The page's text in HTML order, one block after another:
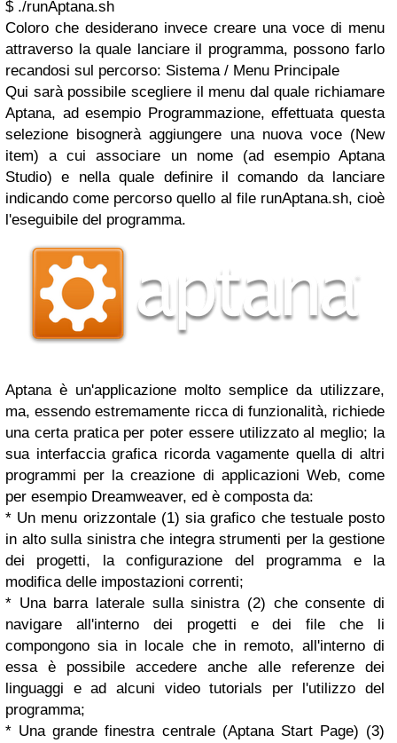
$ ./runAptana.sh
Coloro che desiderano invece creare una voce di menu
attraverso la quale lanciare il programma, possono farlo
recandosi sul percorso: Sistema / Menu Principale
Qui sarà possibile scegliere il menu dal quale richiamare
Aptana, ad esempio Programmazione, effettuata questa
selezione bisognerà aggiungere una nuova voce (New
item) a cui associare un nome (ad esempio Aptana
Studio) e nella quale definire il comando da lanciare
indicando come percorso quello al file runAptana.sh, cioè
l'eseguibile del programma.
Aptana è un'applicazione molto semplice da utilizzare,
ma, essendo estremamente ricca di funzionalità, richiede
una certa pratica per poter essere utilizzato al meglio; la
sua interfaccia grafica ricorda vagamente quella di altri
programmi per la creazione di applicazioni Web, come
per esempio Dreamweaver, ed è composta da:
* Un menu orizzontale (1) sia grafico che testuale posto
in alto sulla sinistra che integra strumenti per la gestione
dei progetti, la configurazione del programma e la
modifica delle impostazioni correnti;
* Una barra laterale sulla sinistra (2) che consente di
navigare all'interno dei progetti e dei file che li
compongono sia in locale che in remoto, all'interno di
essa è possibile accedere anche alle referenze dei
linguaggi e ad alcuni video tutorials per l'utilizzo del
programma;
* Una grande finestra centrale (Aptana Start Page) (3)